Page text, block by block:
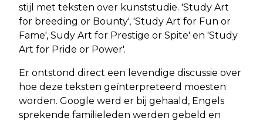
stijl met teksten over kunststudie. 'Study Art
for breeding or Bounty', 'Study Art for Fun or
Fame', Sudy Art for Prestige or Spite' en 'Study
Art for Pride or Power'.
Er ontstond direct een levendige discussie over
hoe deze teksten geïnterpreteerd moesten
worden. Google werd er bij gehaald, Engels
sprekende familieleden werden gebeld en